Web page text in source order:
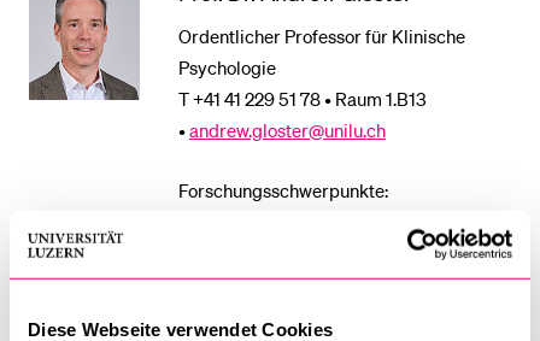
Diese Webseite verwendet Cookies
Ordentlicher Professor für Klinische
Psychologie
T +41 41 229 51 78 • Raum 1.B13
•andrew.gloster@unilu.ch
Forschungsschwerpunkte: